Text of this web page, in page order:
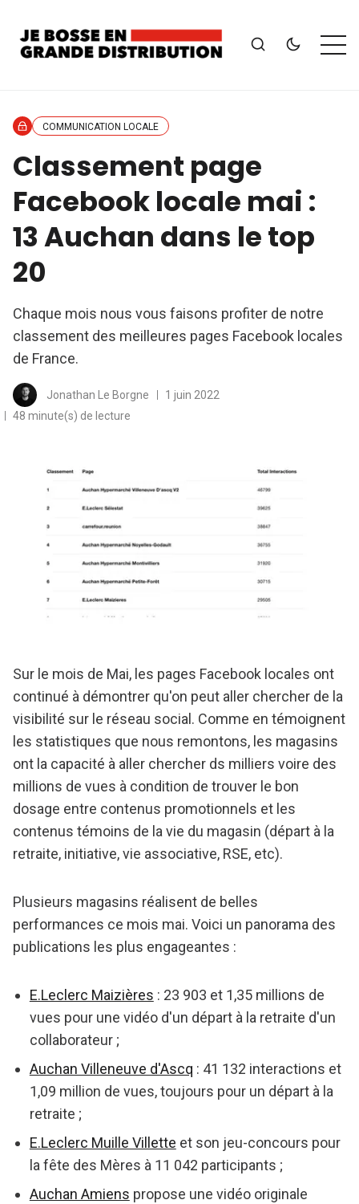
COMMUNICATION LOCALE
Classement page
Facebook locale mai :
13 Auchan dans le top
20
Chaque mois nous vous faisons profiter de notre
classement des meilleures pages Facebook locales
de France.
Jonathan Le Borgne
1 juin 2022
48 minute(s) de lecture
Sur le mois de Mai, les pages Facebook locales ont
continué à démontrer qu'on peut aller chercher de la
visibilité sur le réseau social. Comme en témoignent
les statistiques que nous remontons, les magasins
ont la capacité à aller chercher ds milliers voire des
millions de vues à condition de trouver le bon
dosage entre contenus promotionnels et les
contenus témoins de la vie du magasin (départ à la
retraite, initiative, vie associative, RSE, etc).
Plusieurs magasins réalisent de belles
performances ce mois mai. Voici un panorama des
publications les plus engageantes :
E.Leclerc Maizières : 23 903 et 1,35 millions de
vues pour une vidéo d'un départ à la retraite d'un
collaborateur ;
Auchan Villeneuve d'Ascq : 41 132 interactions et
1,09 million de vues, toujours pour un départ à la
retraite ;
E.Leclerc Muille Villette et son jeu-concours pour
la fête des Mères à 11 042 participants ;
Auchan Amiens propose une vidéo originale